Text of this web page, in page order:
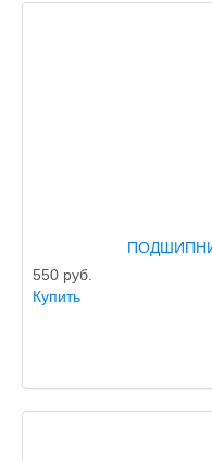
550 руб.
Купить